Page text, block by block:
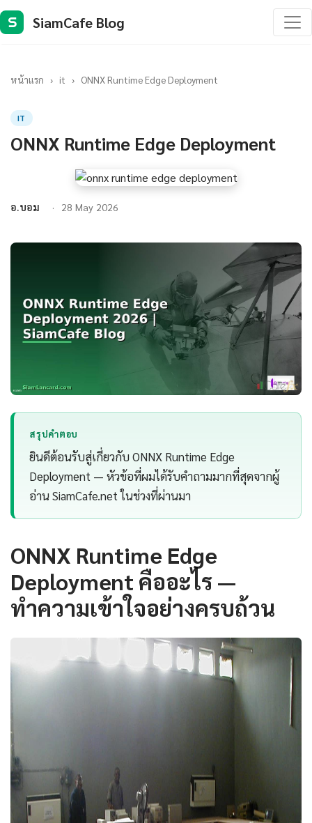
S SiamCafe Blog
หน้าแรก › it › ONNX Runtime Edge Deployment
IT
ONNX Runtime Edge Deployment
อ.บอม 28 May 2026
สรุปคำตอบ
ยินดีต้อนรับสู่เกี่ยวกับ ONNX Runtime Edge
Deployment — หัวข้อที่ผมได้รับคำถามมากที่สุดจากผู้
อ่าน SiamCafe.net ในช่วงที่ผ่านมา
ONNX Runtime Edge
Deployment คืออะไร —
ทำความเข้าใจอย่างครบถ้วน